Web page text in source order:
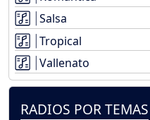
Salsa
Tropical
Vallenato
RADIOS POR TEMAS